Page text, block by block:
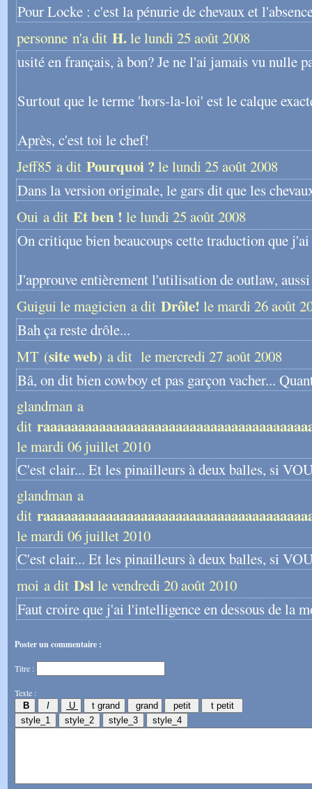
Pour Locke : c'est la pénurie de chevaux et
personne n'a dit H.le lundi 25 août 2008
usité en français, à bon? Je ne l'ai jamais vu nulle
Surtout que le terme 'hors-la-loi' est le calque
Après, c'est toi le chef!
Jeff85 a dit Pourquoi ?le lundi 25 août 2008
Dans la version originale, le gars dit que les
Oui a dit Et ben ! le lundi 25 août 2008
On critique bien beaucoups cette traduction que
J'approuve entièrement l'utilisation de outlaw,
Guigui le magicien a dit Drôle! le mardi 26 août
Bah ça reste drôle...
MT (site web) a dit le mercredi 27 août 2008
Bâ, on dit bien cowboy et pas garçon vacher...
glandman a
dit
le mardi 06 juillet 2010
C'est clair... Et les pinailleurs à deux balles, si
glandman a
dit
le mardi 06 juillet 2010
C'est clair... Et les pinailleurs à deux balles, si
moi a dit Dslle vendredi 20 août 2010
Faut croire que j'ai l'intelligence en dessous de la
Poster un commentaire :
Titre :
Texte :